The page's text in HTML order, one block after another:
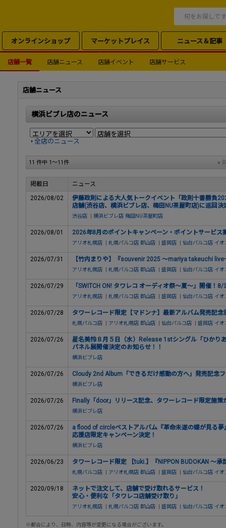
オンラインショップ マーケットプレイス ニュース＆記事
店舗一覧 店舗ニュース 店舗イベント 店舗サービス
店舗ニュース
横浜ビブレ店のニュース
全店のニュース
11 件中 1～11件
掲載日
ニュース
2026/08/02
伊藤政則による⼤⼈気トークイベント「政則⼗番勝負
店舗(渋⾕店、横浜ビブレ店、梅⽥NU茶屋町店)に巡回決
渋谷店 横浜ビブレ店 梅田NU茶屋町店
2026/08/01 2026年8月のポイントキャンペーン・ポイントサービス
アリオ札幌店 札幌パルコ店 郡山店 盛岡店 仙台パルコ店 イオ
2026/07/31 【竹内まりや】『souvenir 2025 ～mariya takeuchi
アリオ札幌店 札幌パルコ店 郡山店 盛岡店 仙台パルコ店 イオ
2026/07/29 「SWITCH ON! タワレコ オーディオ祭～夏～」開催！8/
アリオ札幌店 札幌パルコ店 郡山店 盛岡店 仙台パルコ店 イオ
2026/07/28 タワーレコード限定【マドンナ】最新アルバム発売記
札幌パルコ店 アリオ札幌店 郡山店 仙台パルコ店 盛岡店 イオ
2026/07/26
星名美怜８月５日（水）Release 1stシングル「ひかり
パネル展開催決定のお知らせ！！
横浜ビブレ店
2026/07/26 Cloudy 2nd Album「できるだけ感動の方へ」発売記念
横浜ビブレ店
2026/07/26 Finally「door」リリース記念、タワーレコード限定施策
横浜ビブレ店
2026/07/26
a flood of circleベストアルバム『革命未遂の蝶が見る夢
応援店限定キャンペーン決定！
横浜ビブレ店
2026/06/23 タワーレコード限定 【tuki.】『NIPPON BUDOKAN ～
札幌パルコ店 アリオ札幌店 郡山店 盛岡店 仙台パルコ店 イオ
2020/09/18
ネットで注文して、店舗で受け取れるサービス！
安心・便利な「タワレコ店舗受け取り」
アリオ札幌店 札幌パルコ店 郡山店 盛岡店 仙台パルコ店 イオ
※都合により、日時、内容等が変更になる場合がございます。